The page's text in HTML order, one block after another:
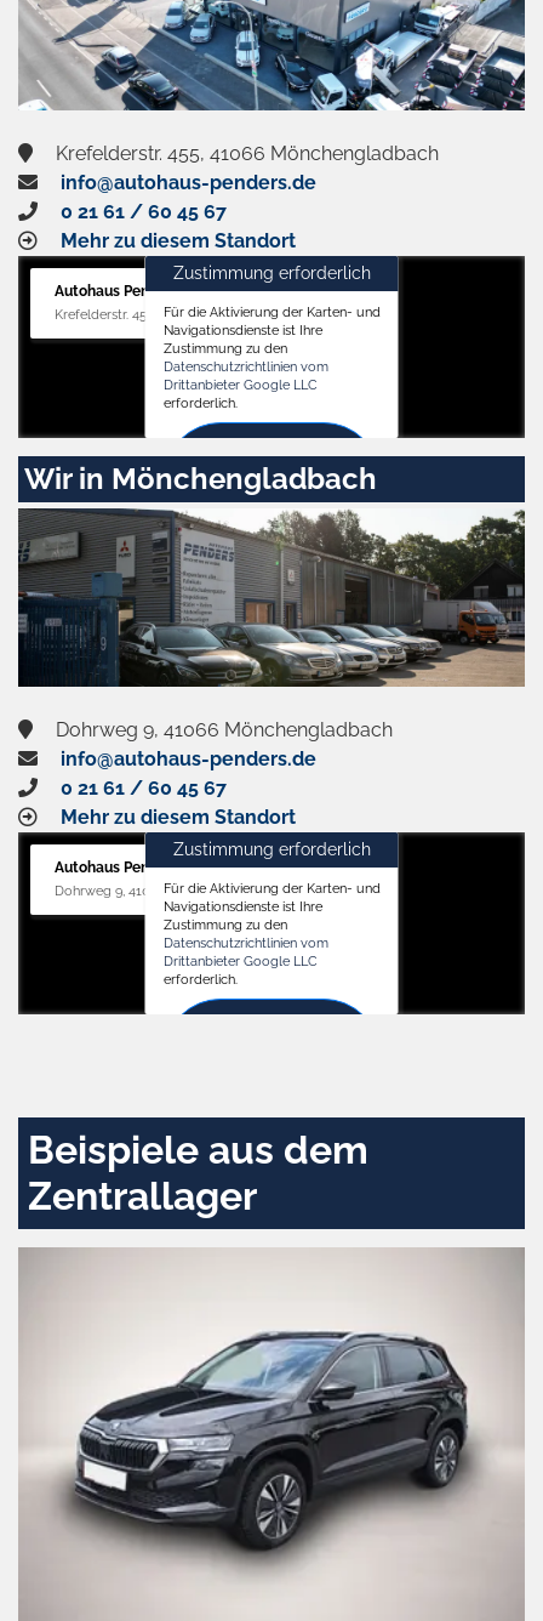
Krefelderstr. 455, 41066 Mönchengladbach
info@autohaus-penders.de
0 21 61 / 60 45 67
Mehr zu diesem Standort
Autohaus Penders (Verkauf)
Krefelderstr. 455, 41066 Mönchengladbach
Zustimmung erforderlich
Für die Aktivierung der Karten- und
Navigationsdienste ist Ihre
Zustimmung zu den
Datenschutzrichtlinien vom
Drittanbieter Google LLC
erforderlich.
Zustimmen
und
aktivieren
Wir in Mönchengladbach
Dohrweg 9, 41066 Mönchengladbach
info@autohaus-penders.de
0 21 61 / 60 45 67
Mehr zu diesem Standort
Autohaus Penders (Service)
Dohrweg 9, 41066 Mönchengladbach
Zustimmung erforderlich
Für die Aktivierung der Karten- und
Navigationsdienste ist Ihre
Zustimmung zu den
Datenschutzrichtlinien vom
Drittanbieter Google LLC
erforderlich.
Beispiele aus dem
Zentrallager